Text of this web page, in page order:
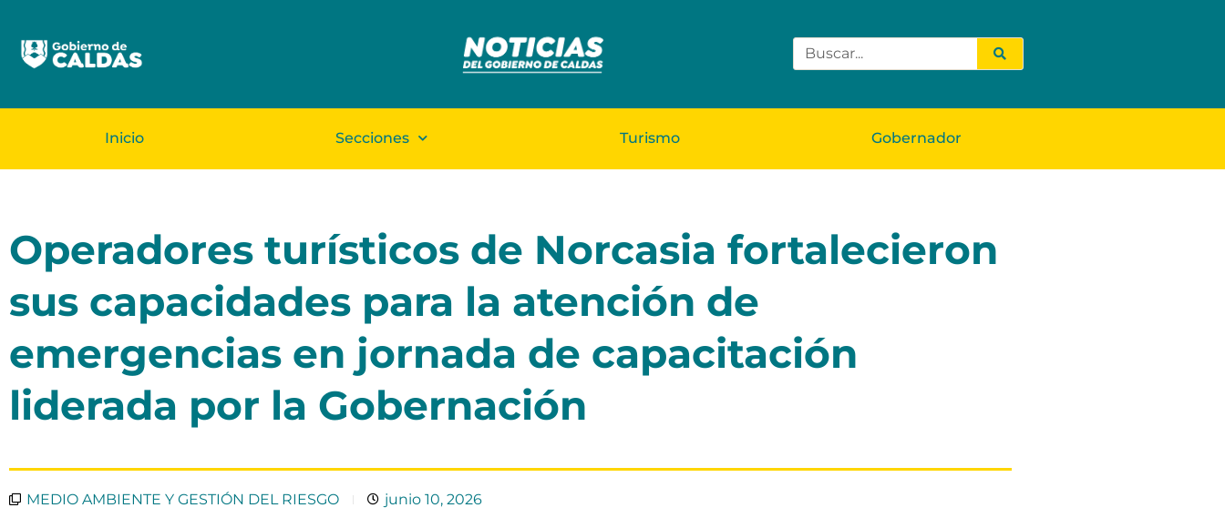
Inicio Secciones Turismo Gobernador
Operadores turísticos de Norcasia fortalecieron
sus capacidades para la atención de
emergencias en jornada de capacitación
liderada por la Gobernación
MEDIO AMBIENTE Y GESTIÓN DEL RIESGO
junio 10, 2026